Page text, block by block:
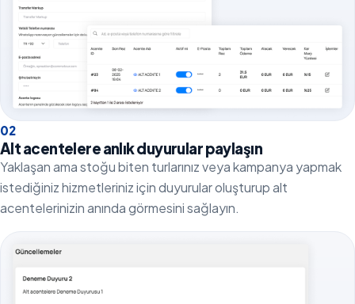
02
Alt acentelere anlık duyurular paylaşın
Yaklaşan ama stoğu biten turlarınız veya kampanya yapmak
istediğiniz hizmetleriniz için duyurular oluşturup alt
acentelerinizin anında görmesini sağlayın.